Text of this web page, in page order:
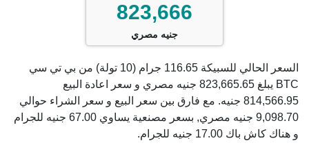
823,666
جنيه مصري
السعر الحالي للسبيكة 116.65 جرام (10 تولة) من بي تي سي
BTC يبلغ 823,665.65 جنيه مصري و سعر اعادة البيع
814,566.95 جنيه. مع فارق بين سعر البيع و سعر الشراء حوالي
9,098.70 جنيه مصري, بسعر مصنعية يساوي 67.00 جنيه للجرام
و هناك كاش باك 17.00 جنيه للجرام.